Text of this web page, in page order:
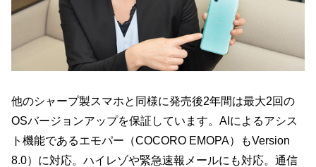
他のシャープ製スマホと同様に発売後2年間は最大2回の
OSバージョンアップを保証しています。AIによるアシス
ト機能であるエモパー（COCORO EMOPA）もVersion
8.0）に対応。ハイレゾや緊急速報メールにも対応。通信